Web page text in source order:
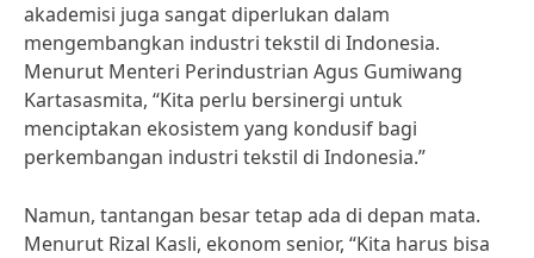
akademisi juga sangat diperlukan dalam
mengembangkan industri tekstil di Indonesia.
Menurut Menteri Perindustrian Agus Gumiwang
Kartasasmita, “Kita perlu bersinergi untuk
menciptakan ekosistem yang kondusif bagi
perkembangan industri tekstil di Indonesia.”
Namun, tantangan besar tetap ada di depan mata.
Menurut Rizal Kasli, ekonom senior, “Kita harus bisa